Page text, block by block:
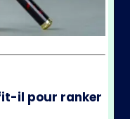
il pour ranker